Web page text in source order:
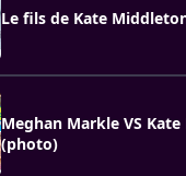
Le fils de Kate
Meghan Markle VS
(photo)